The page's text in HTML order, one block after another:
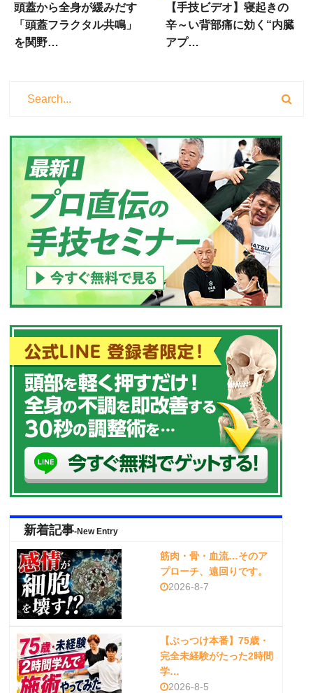
頭蓋から全身が緩みだす
「頭蓋フラクタル共鳴」
を関野…
【手技ビデオ】寝起きの
辛～い背部痛に効く“内臓
アプ…
新着記事-New Entry
筋肉・骨・血流…そのア
プローチ、遠回りです。
2026-8-7
【ぶっつけ本番】75歳・
完全未経験がたった2時間
学…
2026-8-5